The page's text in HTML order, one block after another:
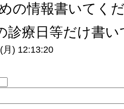
の情報書いてく
診療日等だけ書
月) 12:13:20